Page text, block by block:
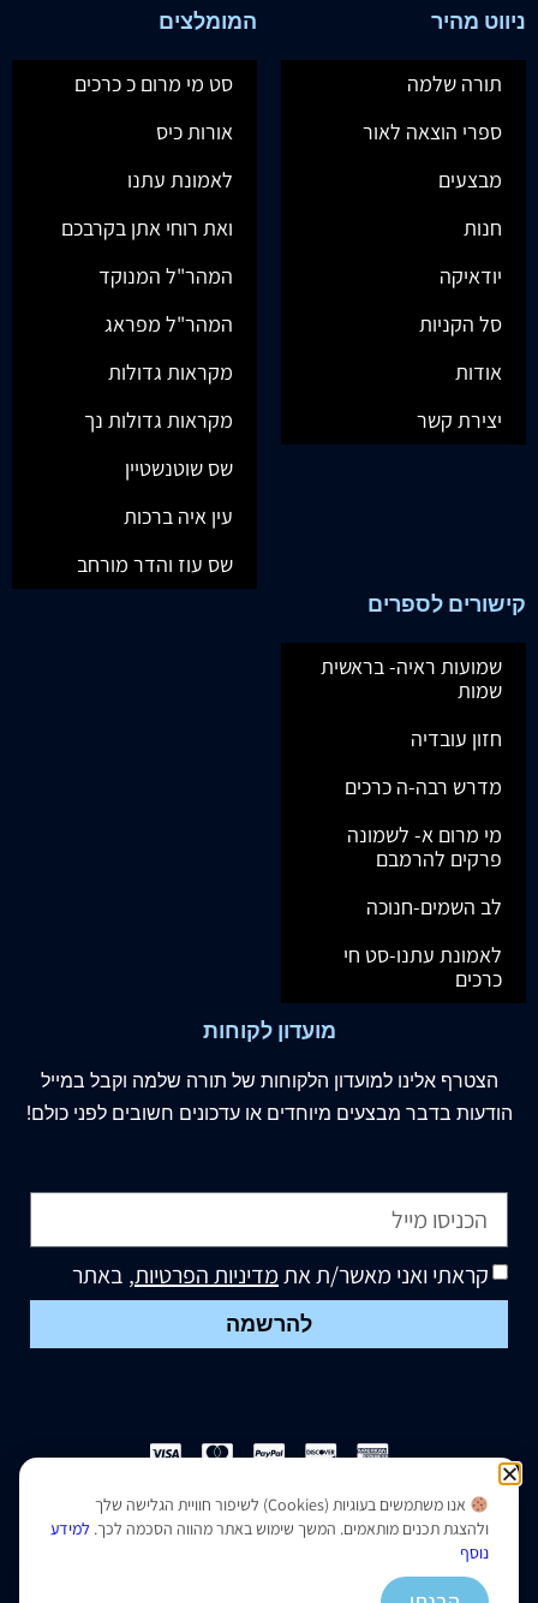
ניווט מהיר
תורה שלמה
ספרי הוצאה לאור
מבצעים
חנות
יודאיקה
סל הקניות
אודות
יצירת קשר
המומלצים
סט מי מרום כ כרכים
אורות כיס
לאמונת עתנו
ואת רוחי אתן בקרבכם
המהר"ל המנוקד
המהר"ל מפראג
מקראות גדולות
מקראות גדולות נך
שס שוטנשטיין
עין איה ברכות
שס עוז והדר מורחב
קישורים לספרים
שמועות ראיה- בראשית
שמות
חזון עובדיה
מדרש רבה-ה כרכים
מי מרום א- לשמונה
פרקים להרמבם
לב השמים-חנוכה
לאמונת עתנו-סט חי
כרכים
מועדון לקוחות
הצטרף אלינו למועדון הלקוחות של תורה שלמה וקבל במייל
הודעות בדבר מבצעים מיוחדים או עדכונים חשובים לפני כולם!
קראתי ואני מאשר/ת אתמדיניות הפרטיות, באתר
להרשמה
הצהרת נגישות|מדיניות פרטיות
נבנה ועוצב על ידי –
אנו משתמשים בעוגיות (Cookies) לשיפור חוויית הגלישה שלך
ולהצגת תכנים מותאמים. המשך שימוש באתר מהווה הסכמה לכך. למידע
נוסף